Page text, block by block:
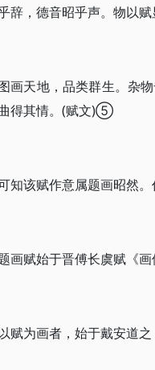
辞，德音昭乎声。物以
画天地，品类群生。杂
得其情。(赋文)⑤
知该赋作意属题画昭然
画赋始于晋傅长虞赋《
赋为画者，始于戴安道之